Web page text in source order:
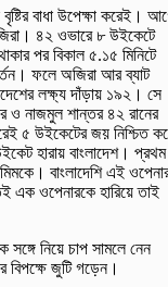
বাধা উপেক্ষা করেই।
৪২ ওভারে ৮ উইকেটে
পর বিকাল ৫.১৫ মিনিটে
ফলে অজিরা আর ব্যাট
লক্ষ্য দাঁড়ায় ১৯২। সে
ও নাজমুল শান্তর ৪২ রানের
৫ উইকেটের জয় নিশ্চিত
হারায় বাংলাদেশ। প্রথম
বাংলাদেশি এই
এক ওপেনারকে হারিয়ে তাই
নিয়ে চাপ সামলে নেন
জুটি গড়েন।